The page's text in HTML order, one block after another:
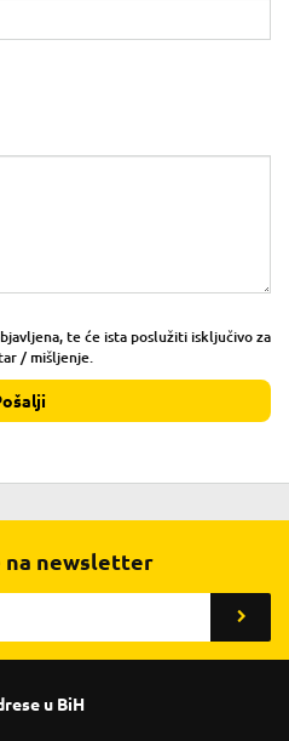
te će ista poslužiti isključivo za
/ mišljenje.
na newsletter
u BiH